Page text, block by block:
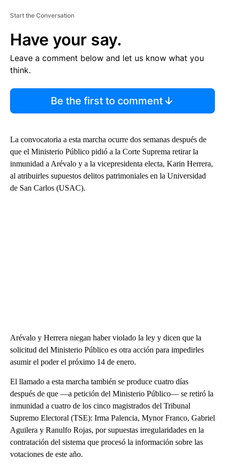
Start the Conversation
Have your say.
Leave a comment below and let us know what you
think.
Be the first to comment
La convocatoria a esta marcha ocurre dos semanas después de
que el Ministerio Público pidió a la Corte Suprema retirar la
inmunidad a Arévalo y a la vicepresidenta electa, Karin Herrera,
al atribuirles supuestos delitos patrimoniales en la Universidad
de San Carlos (USAC).
Arévalo y Herrera niegan haber violado la ley y dicen que la
solicitud del Ministerio Público es otra acción para impedirles
asumir el poder el próximo 14 de enero.
El llamado a esta marcha también se produce cuatro días
después de que —a petición del Ministerio Público— se retiró la
inmunidad a cuatro de los cinco magistrados del Tribunal
Supremo Electoral (TSE): Irma Palencia, Mynor Franco, Gabriel
Aguilera y Ranulfo Rojas, por supuestas irregularidades en la
contratación del sistema que procesó la información sobre las
votaciones de este año.